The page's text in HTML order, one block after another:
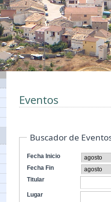
Eventos
Buscador de
Fecha Inicio
Fecha Fin
Titular
Lugar